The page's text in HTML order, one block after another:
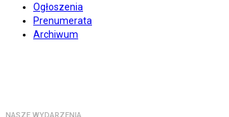
Ogłoszenia
Prenumerata
Archiwum